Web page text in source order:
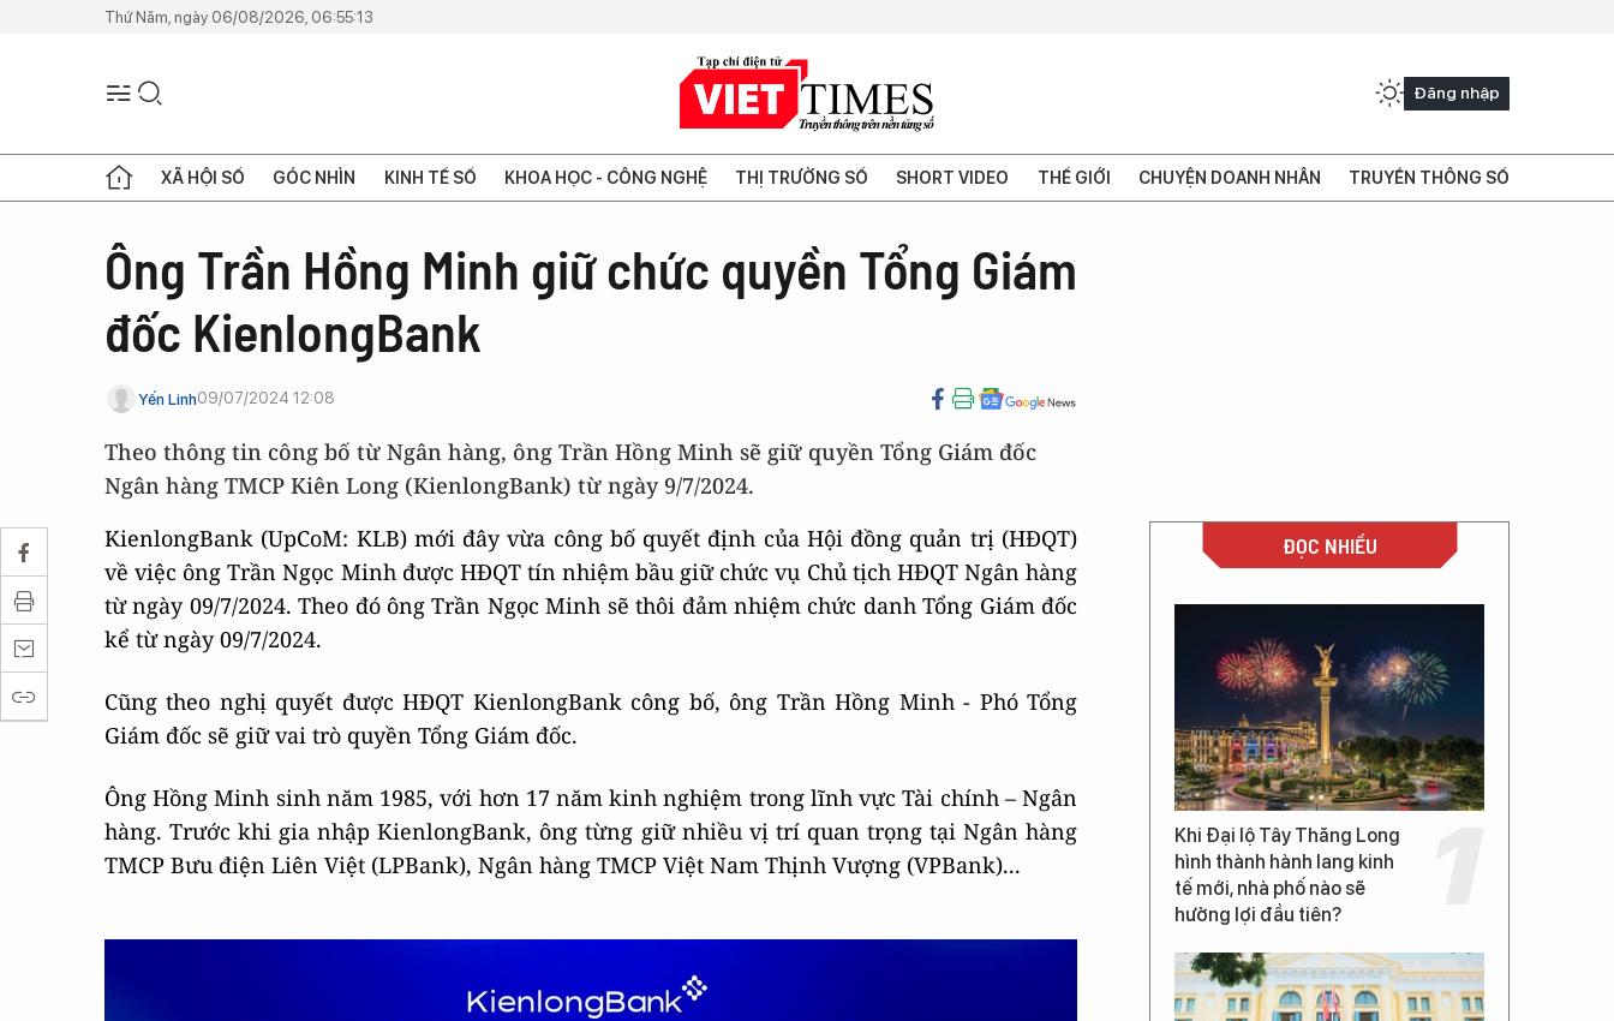
Thứ Năm, ngày 06/08/2026, 06:55:13
Đăng nhập
XÃ HỘI SỐ GÓC NHÌN KINH TẾ SỐ KHOA HỌC - CÔNG NGHỆ THỊ TRƯỜNG SỐ SHORT VIDEO THẾ GIỚI CHUYỆN DOANH NHÂN TRUYỀN THÔNG SỐ
Ông Trần Hồng Minh giữ chức quyền Tổng Giám
đốc KienlongBank
Yến Linh09/07/2024 12:08
Theo thông tin công bố từ Ngân hàng, ông Trần Hồng Minh sẽ giữ quyền Tổng Giám đốc
Ngân hàng TMCP Kiên Long (KienlongBank) từ ngày 9/7/2024.
KienlongBank (UpCoM: KLB) mới đây vừa công bố quyết định của Hội đồng quản trị (HĐQT)
về việc ông Trần Ngọc Minh được HĐQT tín nhiệm bầu giữ chức vụ Chủ tịch HĐQT Ngân hàng
từ ngày 09/7/2024. Theo đó ông Trần Ngọc Minh sẽ thôi đảm nhiệm chức danh Tổng Giám đốc
kể từ ngày 09/7/2024.
Cũng theo nghị quyết được HĐQT KienlongBank công bố, ông Trần Hồng Minh - Phó Tổng
Giám đốc sẽ giữ vai trò quyền Tổng Giám đốc.
Ông Hồng Minh sinh năm 1985, với hơn 17 năm kinh nghiệm trong lĩnh vực Tài chính – Ngân
hàng. Trước khi gia nhập KienlongBank, ông từng giữ nhiều vị trí quan trọng tại Ngân hàng
TMCP Bưu điện Liên Việt (LPBank), Ngân hàng TMCP Việt Nam Thịnh Vượng (VPBank)...
ĐỌC NHIỀU
Khi Đại lộ Tây Thăng Long
hình thành hành lang kinh
tế mới, nhà phố nào sẽ
hưởng lợi đầu tiên?